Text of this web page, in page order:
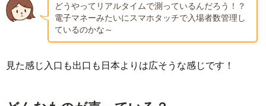
どうやってリアルタイムで測っているんだろう！？
電子マネーみたいにスマホタッチで入場者数管理し
ているのかな～
見た感じ入口も出口も日本よりは広そうな感じです！